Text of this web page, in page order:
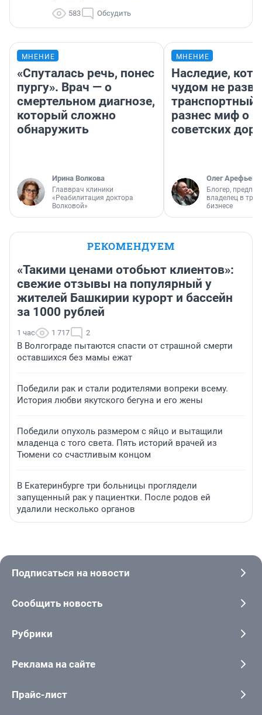
583 Обсудить
МНЕНИЕ
«Спуталась речь, понес
пургу». Врач — о
смертельном диагнозе,
который сложно
обнаружить
Ирина Волкова
Главврач клиники
«Реабилитация доктора
Волковой»
МНЕНИЕ
Наследие,
чудом не
транспортный
разнес миф о
советских
Олег Арефьев
Блогер,
владелец в
бизнесе
РЕКОМЕНДУЕМ
«Такими ценами отобьют клиентов»:
свежие отзывы на популярный у
жителей Башкирии курорт и бассейн
за 1000 рублей
1 час 1 717 2
В Волгограде пытаются спасти от страшной смерти
оставшихся без мамы ежат
Победили рак и стали родителями вопреки всему.
История любви якутского бегуна и его жены
Победили опухоль размером с яйцо и вытащили
младенца с того света. Пять историй врачей из
Тюмени со счастливым концом
В Екатеринбурге три больницы проглядели
запущенный рак у пациентки. После родов ей
удалили несколько органов
Подписаться на новости
Сообщить новость
Рубрики
Реклама на сайте
Прайс-лист